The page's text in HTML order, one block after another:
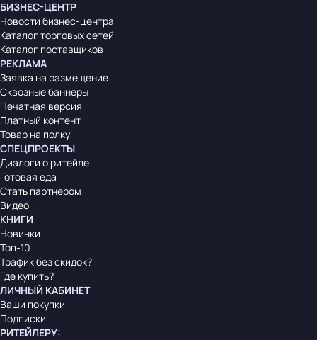
БИЗНЕС-ЦЕНТР
Новости бизнес-центра
Каталог торговых сетей
Каталог поставщиков
РЕКЛАМА
Заявка на размещение
Сквозные баннеры
Печатная версия
Платный контент
Товар на полку
СПЕЦПРОЕКТЫ
Диалоги о ритейле
Готовая еда
Стать партнером
Видео
КНИГИ
Новинки
Топ-10
Трафик без скидок?
Где купить?
ЛИЧНЫЙ КАБИНЕТ
Ваши покупки
Подписки
РИТЕЙЛЕРУ: